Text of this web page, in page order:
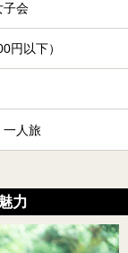
子会
円以下）
一人旅
力